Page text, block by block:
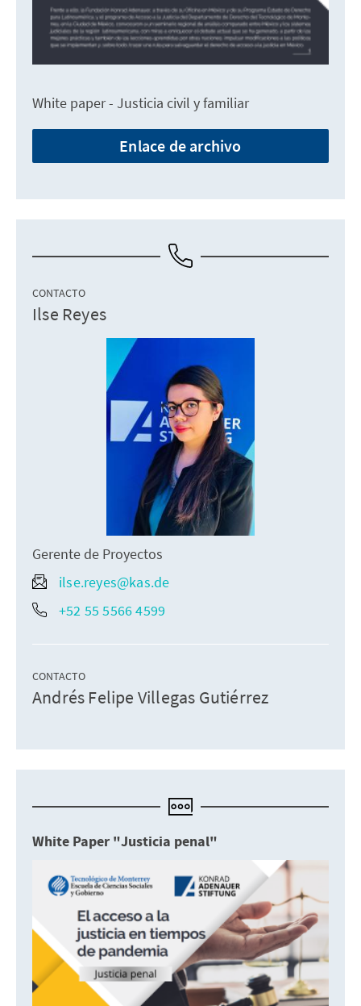
White paper - Justicia civil y familiar
Enlace de archivo
CONTACTO
Ilse Reyes
Gerente de Proyectos
ilse.reyes@kas.de
+52 55 5566 4599
CONTACTO
Andrés Felipe Villegas Gutiérrez
White Paper "Justicia penal"